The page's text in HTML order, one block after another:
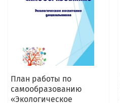
План работы по
самообразованию
«Экологическое